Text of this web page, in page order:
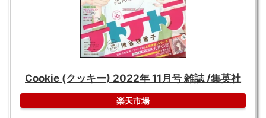
Cookie (クッキー) 2022年 11月号 雑誌 /集英社
楽天市場